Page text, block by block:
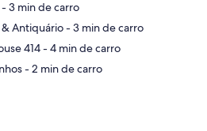
‪Sabor dos Aparados - ‬3 min de carro
‪Casamarela Trattoria & Antiquário - ‬3 min de carro
‪Restaurante Black House 414 - ‬4 min de carro
‪Restaurante do Carlinhos - ‬2 min de carro